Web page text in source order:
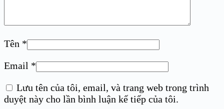
Tên *
Email *
Lưu tên của tôi, email, và trang web trong trình
duyệt này cho lần bình luận kế tiếp của tôi.